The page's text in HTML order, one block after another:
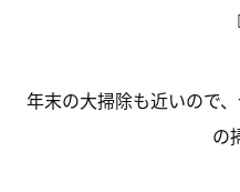
年末の大掃除も近いので
の